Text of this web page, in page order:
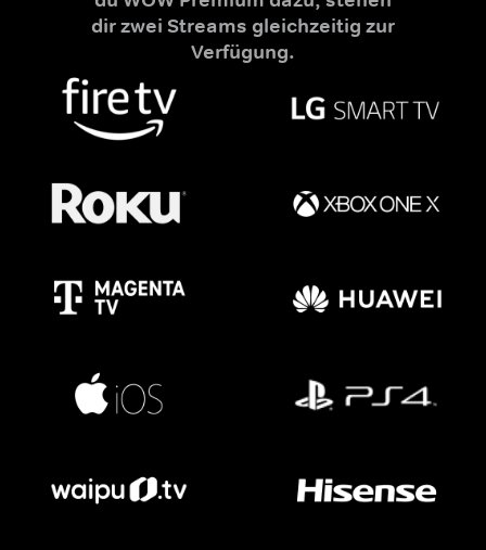
dir zwei Streams gleichzeitig zur
Verfügung.